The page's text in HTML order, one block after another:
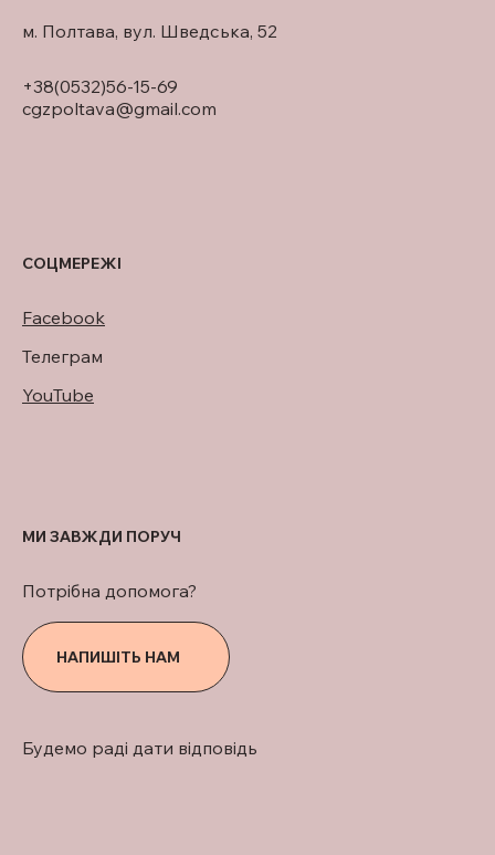
+38(0532)56-15-69
cgzpoltava@gmail.com
м. Полтава, вул. Шведська, 52
СОЦМЕРЕЖІ
Facebook
Телеграм
YouTube
Будемо раді дати відповідь
НАПИШІТЬ НАМ
Потрібна допомога?
МИ ЗАВЖДИ ПОРУЧ